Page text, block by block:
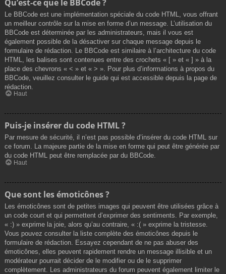
Qu’est-ce que le BBCode ?
Le BBCode est une implémentation spéciale du code HTML, vous offrant
un meilleur contrôle sur la mise en forme d’un message. L’utilisation du
BBCode est déterminée par les administrateurs, mais il vous est
également possible de la désactiver sur chaque message depuis le
formulaire de rédaction. Le BBCode est similaire à l’architecture du code
HTML, les balises sont contenues entre des crochets « [ » et « ] » à la
place des chevrons « < » et « > ». Pour plus d’informations à propos du
BBCode, veuillez consulter le guide qui est accessible depuis la page de
rédaction.
Haut
Puis-je insérer du code HTML ?
Par mesure de sécurité, il n’est pas possible d’insérer du code HTML sur
ce forum. La majeure partie de la mise en forme qui peut être générée par
du code HTML peut être remplacée par du BBCode.
Haut
Que sont les émoticônes ?
Les émoticônes sont de petites images qui peuvent être utilisées grâce à
un code court et qui permettent d’exprimer des sentiments. Par exemple,
« :) » exprime la joie, alors qu’au contraire, « :( » exprime la tristesse.
Vous pouvez consulter la liste complète des émoticônes depuis le
formulaire de rédaction. Essayez cependant de ne pas abuser des
émoticônes, elles peuvent rapidement rendre un message illisible et un
modérateur pourrait décider de le modifier ou de le supprimer
complètement. Les administrateurs du forum peuvent également limiter le